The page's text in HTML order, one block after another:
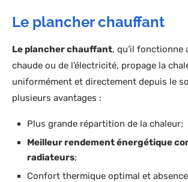
Le plancher chauffant
Le plancher chauffant, qu’il fonctionne
chaude ou de l’électricité, propage la
uniformément et directement depuis le
plusieurs avantages :
Plus grande répartition de la chaleur;
Meilleur rendement énergétique
radiateurs;
Confort thermique optimal et